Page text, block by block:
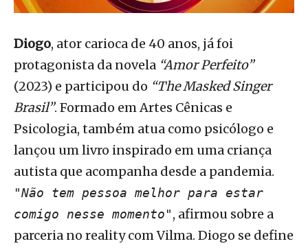
Diogo, ator carioca de 40 anos, já foi
protagonista da novela “Amor Perfeito”
(2023) e participou do “The Masked Singer
Brasil”. Formado em Artes Cênicas e
Psicologia, também atua como psicólogo e
lançou um livro inspirado em uma criança
autista que acompanha desde a pandemia.
"Não tem pessoa melhor para estar
comigo nesse momento", afirmou sobre a
parceria no reality com Vilma. Diogo se define